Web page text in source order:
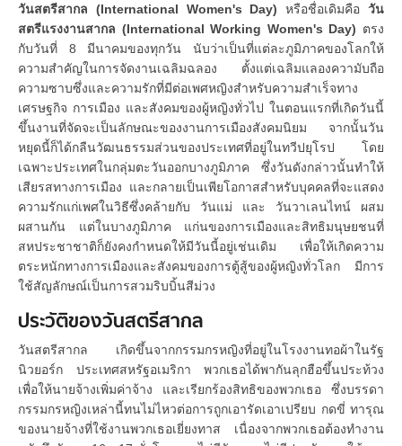
วันสตรีสากล (International Women's Day) หรือชื่อเดิมคือวัน
สตรีแรงงานสากล (International Working Women's Day) ตรง
กับวันที่ 8 มีนาคมของทุกวัน นับว่าเป็นที่แต่ละภูมิภาคของโลกให้
ความสำคัญในการจัดงานเฉลิมฉลอง ตั้งแต่เฉลิมแลองความับถือ
ความซาบซึ่งและความรักที่มีต่อเพศหญิงสำหรับความสำเร็จทาง
เศรษฐกิจ การเมือง และสังคมของผู้หญิงทั่วไป ในตอนแรกที่เกิดวันนี้
ขึ้นงานที่จัดจะเป็นลักษณะของงานการเมืองสังคมนิยม จากนั้นวัน
หยุดนี้ก็ได้กลืนวัฒนธรรมส่วนของประเทศที่อยู่ในทวีปยุโรป โดย
เฉพาะประเทศในกลุ่มตะวันออกบางภูมิภาค ซึ่งวันดังกล่าวนั้นทำให้
เสียรสทางการเมือง และกลายเป็นเพียโอกาสสำหรับบุคคลที่จะแสดง
ความรักแก่เพศในวิธีซึ่งคล้ายกับ วันแม่ และ วันวาเลนไทน์ ผสม
ผสานกัน แต่ในบางภูมิภาค แก่นของการเมืองและสิทธิมนุษยชนที่
สหประชาชาติก็ยังคงกำหนดให้มีวันนี้อยู่เช่นเดิม เพื่อให้เกิดความ
ตระหนักทางการเมืองและสังคมของการตู้สู้ของผู้หญิงทั่วโลก มีการ
ใช้สัญลักษณ์เป็นการสวมริบบิ้นสีม่วง
ประวัติของวันสตรีสากล
วันสตรีสากล เกิดขึ้นจากกรรมกรหญิงที่อยู่ในโรงงานทอผ้าในรัฐ
นิวยอร์ก ประเทศสหรัฐอเมริกา พวกเธอได้พากันลุกฮือขึ้นประท้วง
เพื่อให้นายจ้างเพิ่มค่าจ้าง และเรียกร้องสิทธิของพวกเธอ ซึ่งบรรดา
กรรมกรหญิงเหล่านี้ทนไม่ไหวต่อการถูกเอารัดเอาเปรียบ กดขี่ ทารุณ
ของนายจ้างที่ใช้งานพวกเธอเยี่ยงทาส เนื่องจากพวกเธอต้องทำงาน